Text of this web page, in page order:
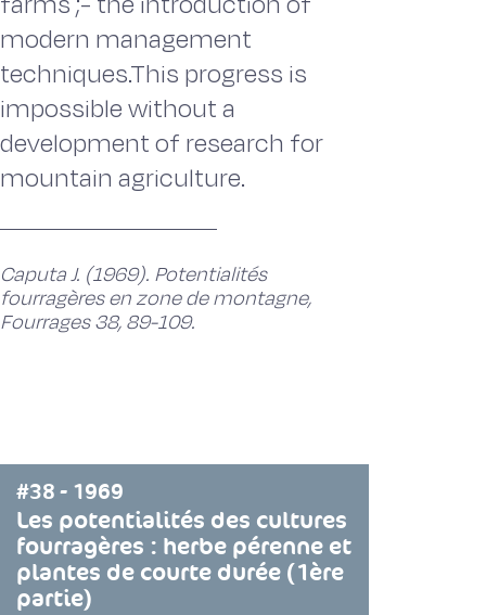
modern management
techniques.This progress is
impossible without a
development of research for
mountain agriculture.
Caputa J. (1969). Potentialités
fourragères en zone de montagne,
Fourrages 38, 89-109.
#38 - 1969
Les potentialités des cultures
fourragères : herbe pérenne et
plantes de courte durée (1ère
partie)